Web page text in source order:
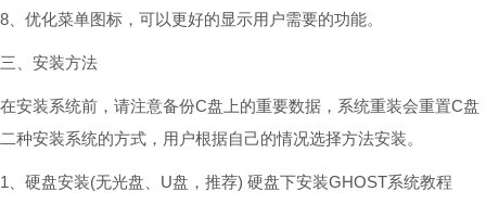
8、优化菜单图标，可以更好的显示用户需要的功能。
三、安装方法
在安装系统前，请注意备份C盘上的重要数据，系统重装会重置C
二种安装系统的方式，用户根据自己的情况选择方法安装。
1、硬盘安装(无光盘、U盘，推荐) 硬盘下安装GHOST系统教程